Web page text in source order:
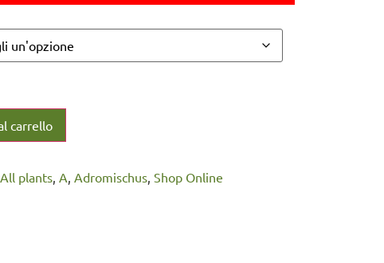
carrello
plants, A, Adromischus, Shop Online